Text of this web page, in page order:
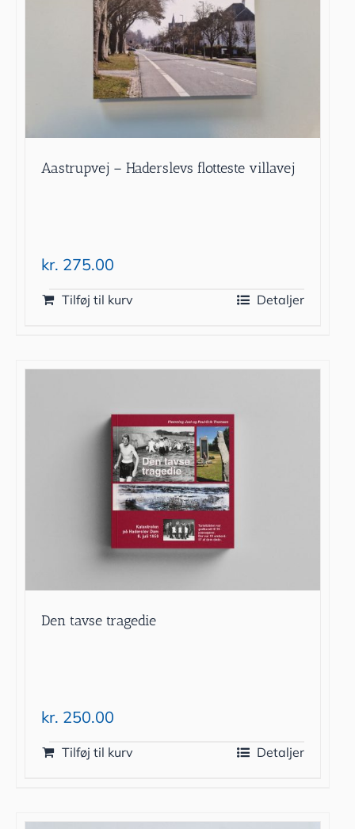
Aastrupvej – Haderslevs flotteste villavej
kr. 275.00
Tilføj til kurv Detaljer
Den tavse tragedie
kr. 250.00
Tilføj til kurv Detaljer